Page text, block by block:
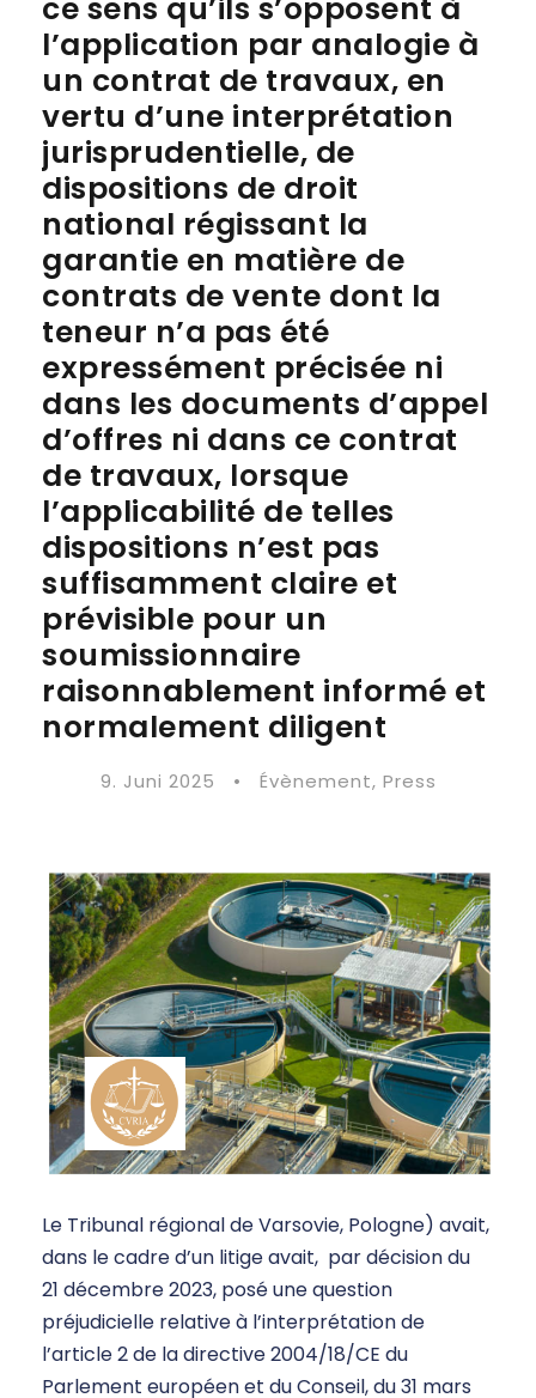
ce sens qu’ils s’opposent à
l’application par analogie à
un contrat de travaux, en
vertu d’une interprétation
jurisprudentielle, de
dispositions de droit
national régissant la
garantie en matière de
contrats de vente dont la
teneur n’a pas été
expressément précisée ni
dans les documents d’appel
d’offres ni dans ce contrat
de travaux, lorsque
l’applicabilité de telles
dispositions n’est pas
suffisamment claire et
prévisible pour un
soumissionnaire
raisonnablement informé et
normalement diligent
9. Juni 2025 • Évènement, Press
Le Tribunal régional de Varsovie, Pologne) avait,
dans le cadre d’un litige avait, par décision du
21 décembre 2023, posé une question
préjudicielle relative à l’interprétation de
l’article 2 de la directive 2004/18/CE du
Parlement européen et du Conseil, du 31 mars